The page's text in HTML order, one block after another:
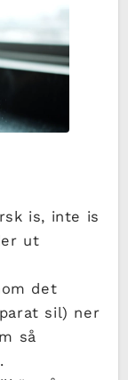
is, inte is
ut
det
sil) ner
så